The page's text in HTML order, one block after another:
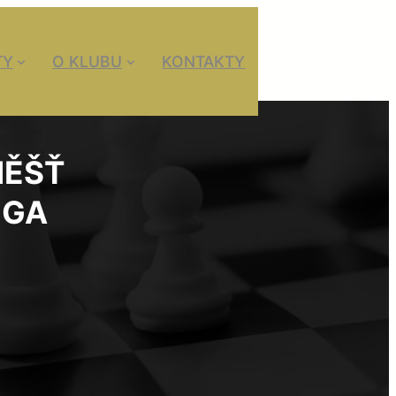
O KLUBU KONTAKTY